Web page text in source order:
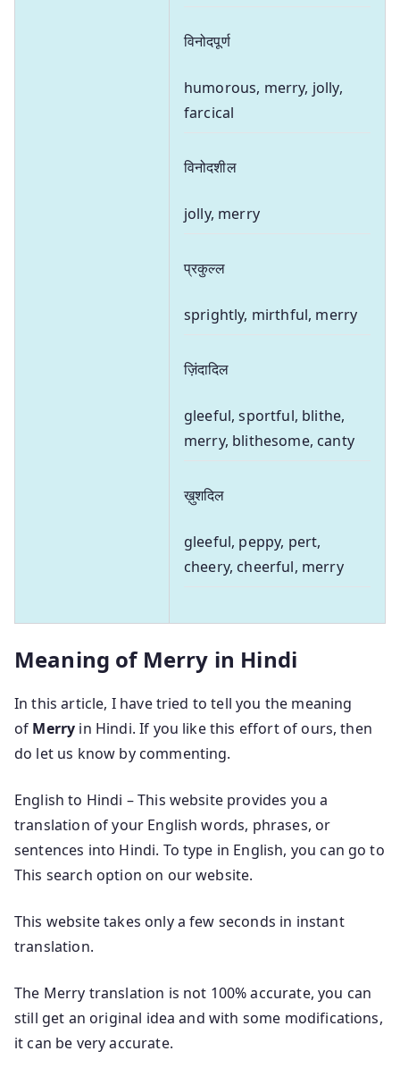
विनोदपूर्ण
humorous, merry, jolly,
farcical
विनोदशील
jolly, merry
प्रकुल्ल
sprightly, mirthful, merry
ज़िंदादिल
gleeful, sportful, blithe,
merry, blithesome, canty
ख़ुशदिल
gleeful, peppy, pert,
cheery, cheerful, merry
Meaning of Merry in Hindi
In this article, I have tried to tell you the meaning
of Merry in Hindi. If you like this effort of ours, then
do let us know by commenting.
English to Hindi – This website provides you a
translation of your English words, phrases, or
sentences into Hindi. To type in English, you can go to
This search option on our website.
This website takes only a few seconds in instant
translation.
The Merry translation is not 100% accurate, you can
still get an original idea and with some modifications,
it can be very accurate.